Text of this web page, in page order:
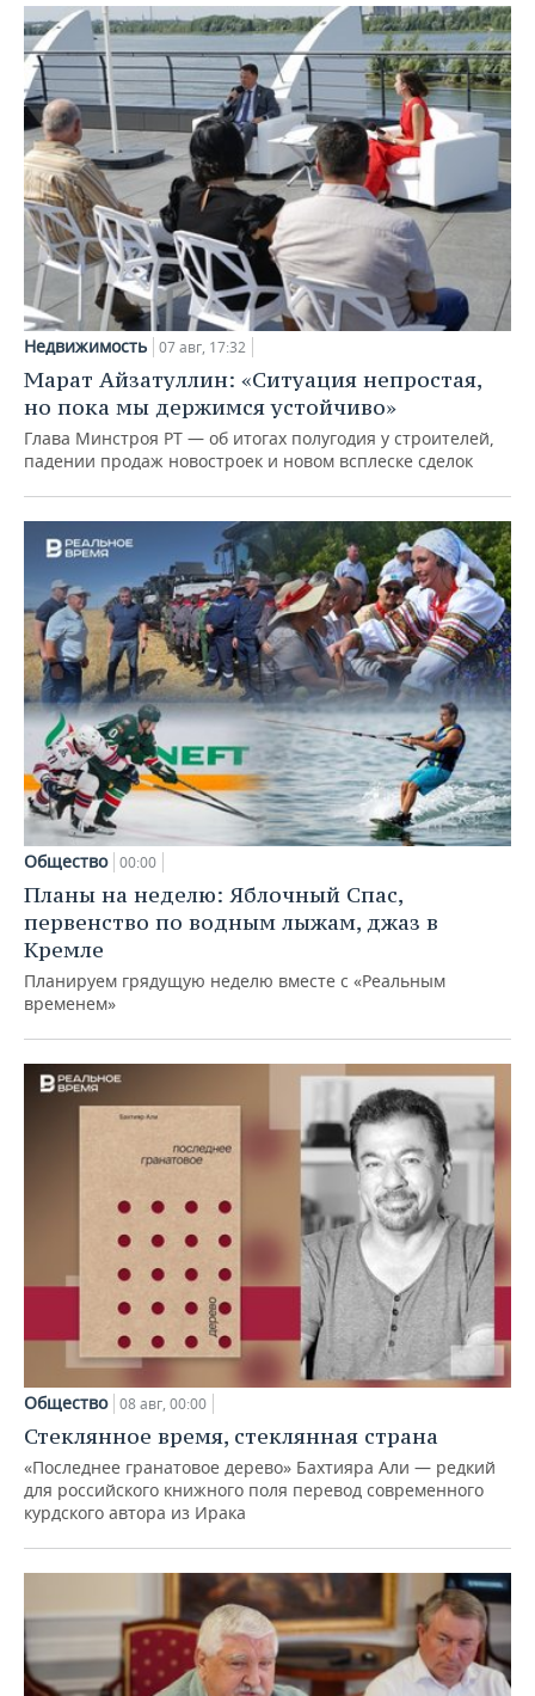
Недвижимость 07 авг, 17:32
Марат Айзатуллин: «Ситуация непростая,
но пока мы держимся устойчиво»
Глава Минстроя РТ — об итогах полугодия у строителей,
падении продаж новостроек и новом всплеске сделок
Общество 00:00
Планы на неделю: Яблочный Спас,
первенство по водным лыжам, джаз в
Кремле
Планируем грядущую неделю вместе с «Реальным
временем»
Общество 08 авг, 00:00
Стеклянное время, стеклянная страна
«Последнее гранатовое дерево» Бахтияра Али — редкий
для российского книжного поля перевод современного
курдского автора из Ирака